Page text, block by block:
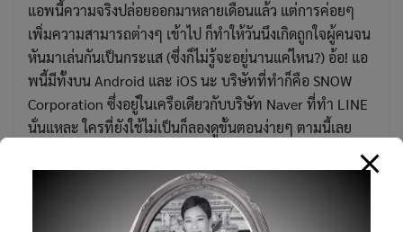
แอพนี้ความจริงปล่อยออกมาหลายเดือนแล้ว แต่การค่อยๆ
เพิ่มความสามารถต่างๆ เข้าไป ก็ทำให้วันนึงเกิดถูกใจผู้คนจน
หันมาเล่นกันเป็นกระแส (ซึ่งก็ไม่รู้จะอยู่นานแค่ไหน?) อ้อ! แอ
พนี้มีทั้งบน Android และ iOS นะ บริษัทที่ทำก็คือ SNOW
Corporation ซึ่งอยู๋ในเครือเดียวกับบริษัท Naver ที่ทำ LINE
นั่นแหละ ใครที่ยังใช้ไม่เป็นก็ลองดูขั้นตอนง่ายๆ ตามนี้เลย
ครับ เริ่มต้นก็ต้อง download มาติดตั้งกันก่อน 2. แอพนี้ขอ
permission ไม่มาก ตามความจำเป็นครับ คือจะขอ
permission เข้าถึงกล้อง ไมโครโฟน และไฟล์รูปในเครื่อง
ตอบ Allow ได้หมด 3. หลังจากเข้าแอพแล้ว ก็จะให้ลง